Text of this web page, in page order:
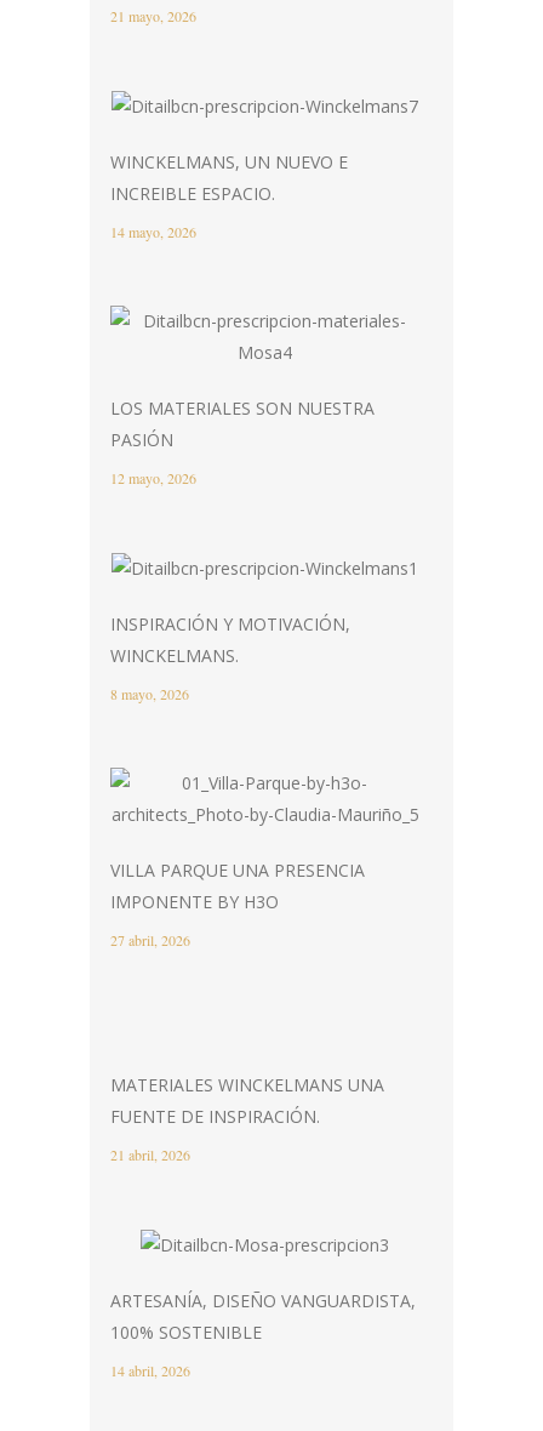
21 mayo, 2026
WINCKELMANS, UN NUEVO E
INCREIBLE ESPACIO.
14 mayo, 2026
LOS MATERIALES SON NUESTRA
PASIÓN
12 mayo, 2026
INSPIRACIÓN Y MOTIVACIÓN,
WINCKELMANS.
8 mayo, 2026
VILLA PARQUE UNA PRESENCIA
IMPONENTE BY H3O
27 abril, 2026
MATERIALES WINCKELMANS UNA
FUENTE DE INSPIRACIÓN.
21 abril, 2026
ARTESANÍA, DISEÑO VANGUARDISTA,
100% SOSTENIBLE
14 abril, 2026